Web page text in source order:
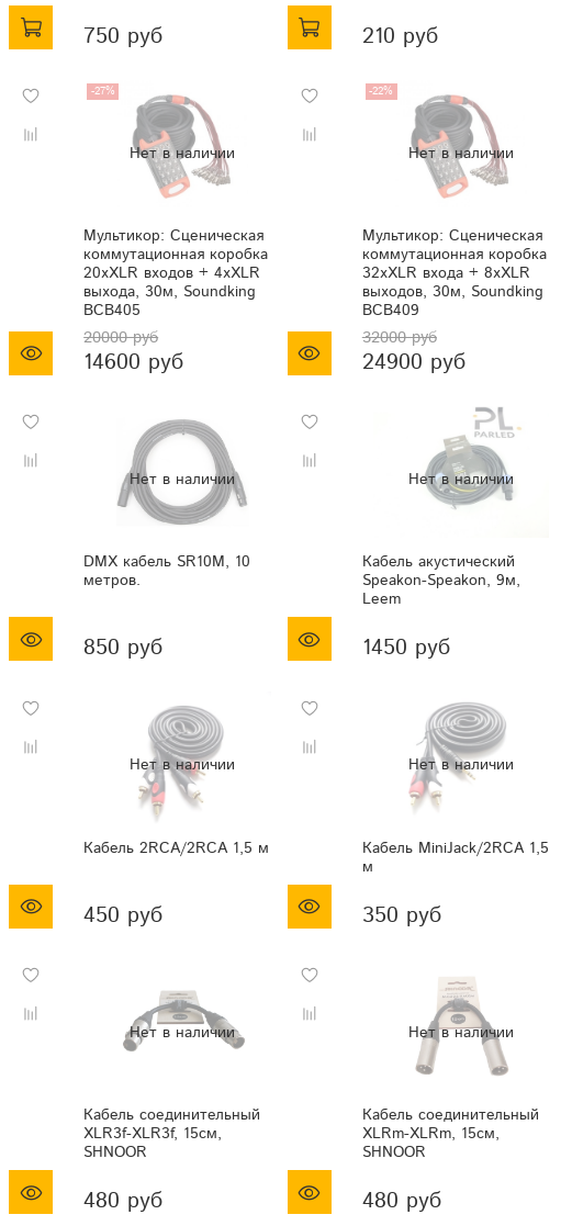
750 руб 210 руб
-27%
Мультикор: Сценическая
коммутационная коробка
20хXLR входов + 4хXLR
выхода, 30м, Soundking
BCB405
20000 руб
14600 руб
-22%
Мультикор: Сценическая
коммутационная коробка
32хXLR входа + 8хXLR
выходов, 30м, Soundking
BCB409
32000 руб
24900 руб
DMX кабель SR10M, 10
метров.
850 руб
Кабель акустический
Speakon-Speakon, 9м,
Leem
1450 руб
Кабель 2RCA/2RCA 1,5 м
450 руб
Кабель MiniJack/2RCA 1,5
м
350 руб
Кабель соединительный
XLR3f-XLR3f, 15см,
SHNOOR
480 руб
Кабель соединительный
XLRm-XLRm, 15cм,
SHNOOR
480 руб